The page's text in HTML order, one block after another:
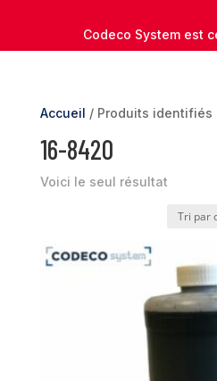
Codeco System est
Accueil / Produits identifiés
16-8420
Voici le seul résultat